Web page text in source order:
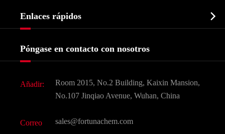
Bioquímico
Agroquímicos e intermedios
Ingredientes Cosméticos
Sabores y fragancias
CAS químico
Historia de la empresa
Enlaces rápidos 
Preguntas frecuentes (FAQ)
Póngase en contacto con nosotros
Añadir:
Room 2015, No.2 Building, Kaixin Mansion,
No.107 Jinqiao Avenue, Wuhan, China
Correo sales@fortunachem.com